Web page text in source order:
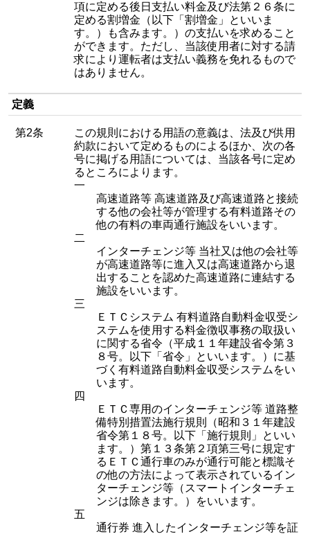
項に定める後日支払い料金及び法第２６条に
定める割増金（以下「割増金」といいま
す。）も含みます。）の支払いを求めること
ができます。ただし、当該使用者に対する請
求により運転者は支払い義務を免れるもので
はありません。
定義
第2条
この規則における用語の意義は、法及び供用
約款において定めるものによるほか、次の各
号に掲げる用語については、当該各号に定め
るところによります。
一
高速道路等 高速道路及び高速道路と接続
する他の会社等が管理する有料道路その
他の有料の車両通行施設をいいます。
二
インターチェンジ等 当社又は他の会社等
が高速道路等に進入又は高速道路から退
出することを認めた高速道路に連結する
施設をいいます。
三
ＥＴＣシステム 有料道路自動料金収受シ
ステムを使用する料金徴収事務の取扱い
に関する省令（平成１１年建設省令第３
８号。以下「省令」といいます。）に基
づく有料道路自動料金収受システムをい
います。
四
ＥＴＣ専用のインターチェンジ等 道路整
備特別措置法施行規則（昭和３１年建設
省令第１８号。以下「施行規則」といい
ます。）第１３条第２項第三号に規定す
るＥＴＣ通行車のみが通行可能と標識そ
の他の方法によって表示されているイン
ターチェンジ等（スマートインターチェ
ンジは除きます。）をいいます。
五
通行券 進入したインターチェンジ等を証